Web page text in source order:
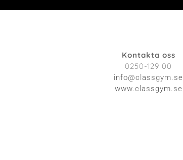
Kontakta oss
0250-129 00
info@classgym.se
www.classgym.se